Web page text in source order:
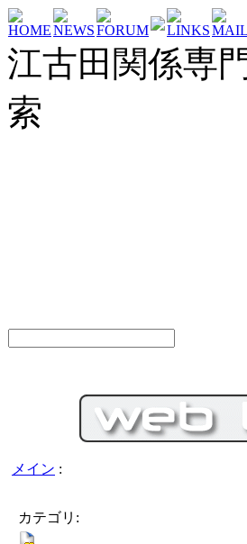
HOMENEWSFORUM LINKS
江古田関係専
索
メイン :
カテゴリ: